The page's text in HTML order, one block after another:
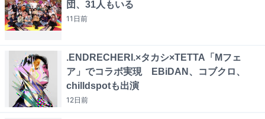
団、31人もいる
11日前
.ENDRECHERI.×タカシ×TETTA「Mフェ
ア」でコラボ実現 EBiDAN、コブクロ、
chilldspotも出演
12日前